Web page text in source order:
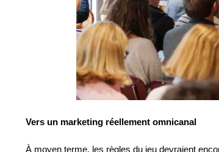
Vers un marketing réellement omnicanal
À moyen terme, les règles du jeu devraient